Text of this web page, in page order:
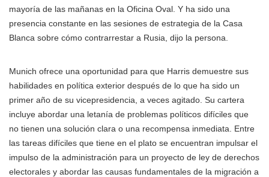
mayoría de las mañanas en la Oficina Oval. Y ha sido una
presencia constante en las sesiones de estrategia de la Casa
Blanca sobre cómo contrarrestar a Rusia, dijo la persona.
Munich ofrece una oportunidad para que Harris demuestre sus
habilidades en política exterior después de lo que ha sido un
primer año de su vicepresidencia, a veces agitado. Su cartera
incluye abordar una letanía de problemas políticos difíciles que
no tienen una solución clara o una recompensa inmediata. Entre
las tareas difíciles que tiene en el plato se encuentran impulsar el
impulso de la administración para un proyecto de ley de derechos
electorales y abordar las causas fundamentales de la migración a